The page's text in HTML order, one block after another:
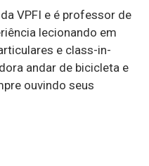
VPFI e é professor de
lecionando em
e class-in-
andar de bicicleta e
ouvindo seus